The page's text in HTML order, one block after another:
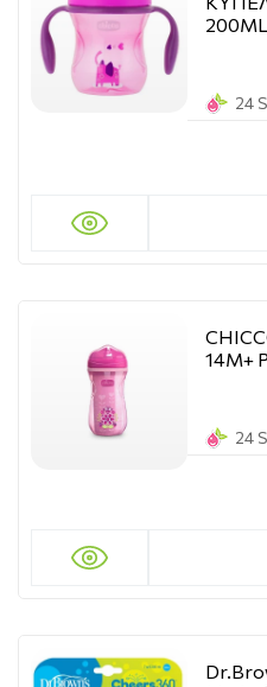
200ML
24
14Μ+
24